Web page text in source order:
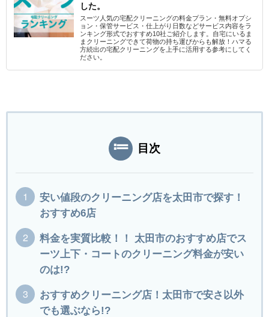
した。
スーツ人気の宅配クリーニングの料金プラン・無料オプシ
ョン・保管サービス・仕上がり日数などサービス内容をラ
ンキング形式でおすすめ10社ご紹介します。自宅にいるま
まクリーニングできて荷物の持ち運びからも解放！ハマる
方続出の宅配クリーニングを上手に活用する参考にしてく
ださい。
目次
安い値段のクリーニング店を太田市で探す！
おすすめ6店
料金を実質比較！！ 太田市のおすすめ店でス
ーツ上下・コートのクリーニング料金が安い
のは!?
おすすめクリーニング店！太田市で安さ以外
でも選ぶなら!?